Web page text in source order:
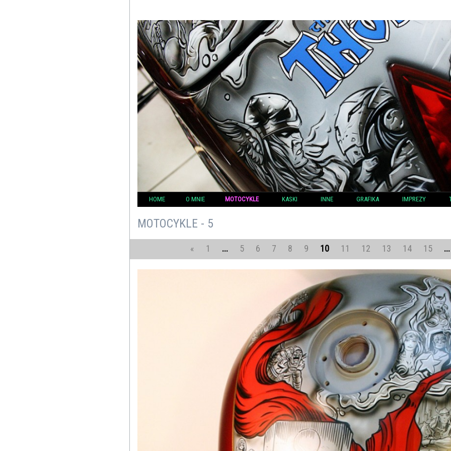
HOME O MNIE MOTOCYKLE KASKI INNE GRAFIKA IMPREZY
MOTOCYKLE - 5
« 1 ... 5 6 7 8 9 10 11 12 13 14 15 ...